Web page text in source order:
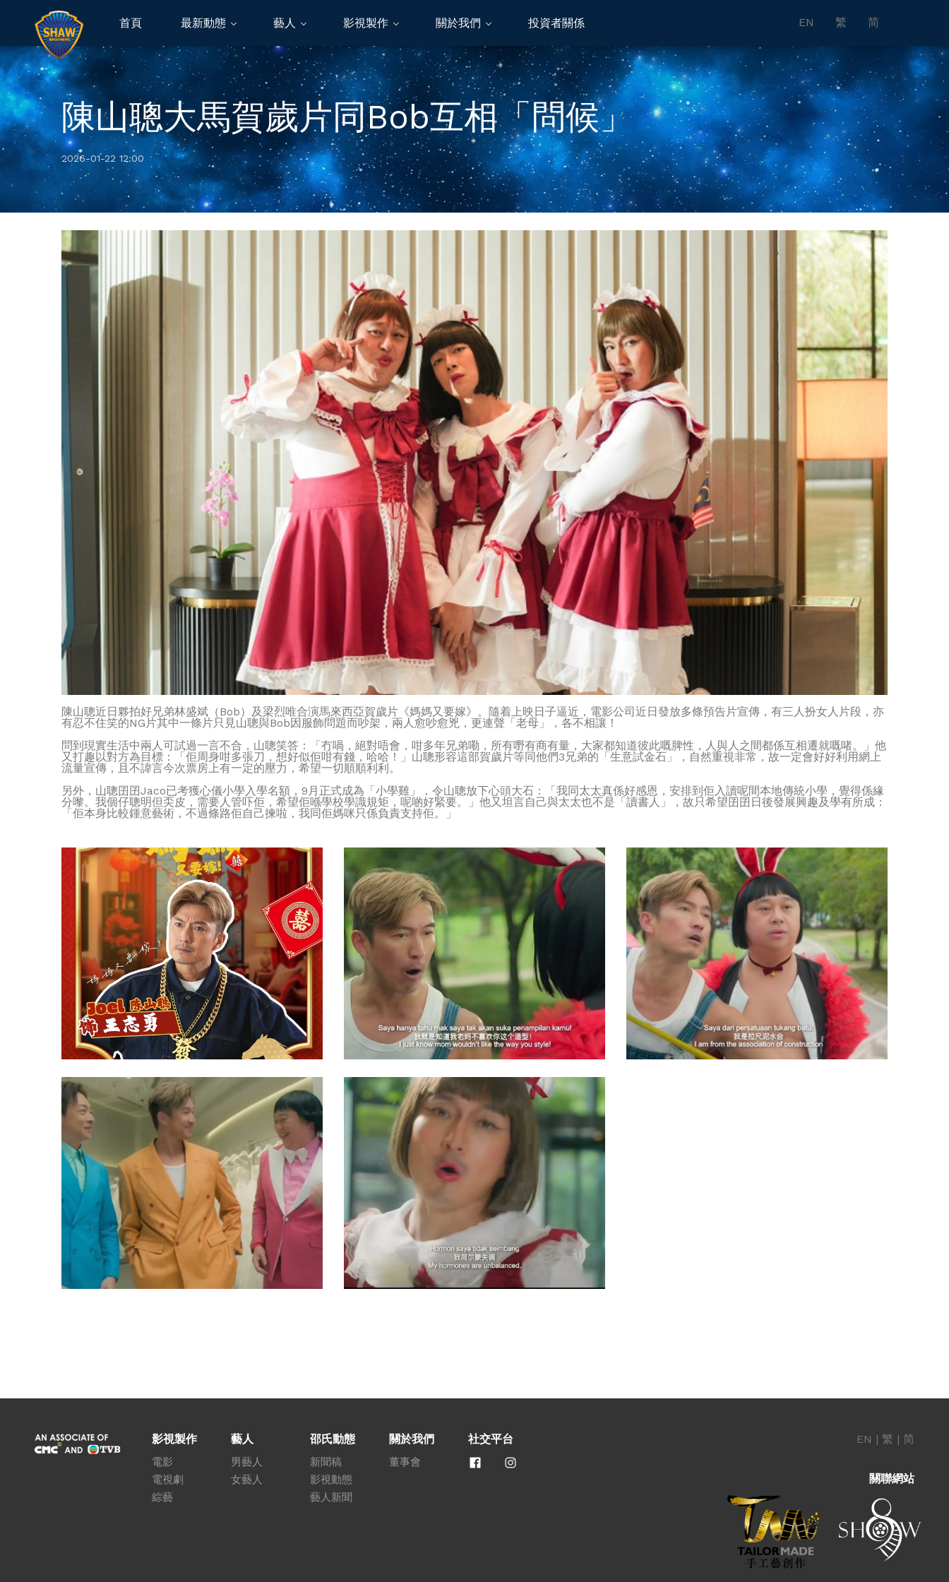
首頁 最新動態 藝人 影視製作 關於我們 投資者關係 EN 繁 简
陳山聰大馬賀歲片同Bob互相「問候」
2026-01-22 12:00
陳山聰近日夥拍好兄弟林盛斌（Bob）及梁烈唯合演馬來西亞賀歲片《媽媽又要嫁》。隨着上映日子逼近，電影公司近日發放多條預告片宣傳，有三人扮女人片段，亦
有忍不住笑的NG片其中一條片只見山聰與Bob因服飾問題而吵架，兩人愈吵愈兇，更連聲「老母」，各不相讓！
問到現實生活中兩人可試過一言不合，山聰笑答：「冇喎，絕對唔會，咁多年兄弟嘞，所有嘢有商有量，大家都知道彼此嘅脾性，人與人之間都係互相遷就嘅啫。」他
又打趣以對方為目標：「佢周身咁多張刀，想好似佢咁有錢，哈哈！」山聰形容這部賀歲片等同他們3兄弟的「生意試金石」，自然重視非常，故一定會好好利用網上
流量宣傳，且不諱言今次票房上有一定的壓力，希望一切順順利利。
另外，山聰囝囝Jaco已考獲心儀小學入學名額，9月正式成為「小學雞」，令山聰放下心頭大石：「我同太太真係好感恩，安排到佢入讀呢間本地傳統小學，覺得係緣
分嚟。我個仔聰明但奀皮，需要人管吓佢，希望佢喺學校學識規矩，呢啲好緊要。」他又坦言自己與太太也不是「讀書人」，故只希望囝囝日後發展興趣及學有所成：
「佢本身比較鍾意藝術，不過條路佢自己揀啦，我同佢媽咪只係負責支持佢。」
影視製作
電影
電視劇
綜藝
藝人
男藝人
女藝人
邵氏動態
新聞稿
影視動態
藝人新聞
關於我們
董事會
社交平台 EN | 繁 | 简
關聯網站